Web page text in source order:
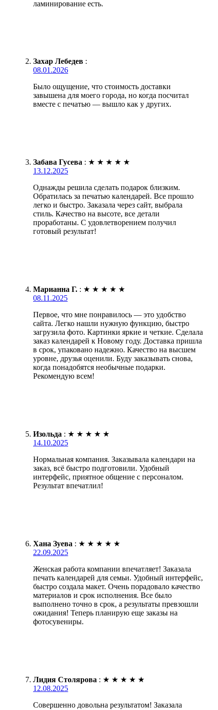
ламинирование есть.
Захар Лебедев :
08.01.2026
Было ощущение, что стоимость доставки
завышена для моего города, но когда посчитал
вместе с печатью — вышло как у других.
Забава Гусева : ★ ★ ★ ★ ★
13.12.2025
Однажды решила сделать подарок близким.
Обратилась за печатью календарей. Все прошло
легко и быстро. Заказала через сайт, выбрала
стиль. Качество на высоте, все детали
проработаны. С удовлетворением получил
готовый результат!
Марианна Г. : ★ ★ ★ ★ ★
08.11.2025
Первое, что мне понравилось — это удобство
сайта. Легко нашли нужную функцию, быстро
загрузила фото. Картинки яркие и четкие. Сделала
заказ календарей к Новому году. Доставка пришла
в срок, упаковано надежно. Качество на высшем
уровне, друзья оценили. Буду заказывать снова,
когда понадобятся необычные подарки.
Рекомендую всем!
Изольда : ★ ★ ★ ★ ★
14.10.2025
Нормальная компания. Заказывала календари на
заказ, всё быстро подготовили. Удобный
интерфейс, приятное общение с персоналом.
Результат впечатлил!
Хана Зуева : ★ ★ ★ ★ ★
22.09.2025
Женская работа компании впечатляет! Заказала
печать календарей для семьи. Удобный интерфейс,
быстро создала макет. Очень порадовало качество
материалов и срок исполнения. Все было
выполнено точно в срок, а результаты превзошли
ожидания! Теперь планирую еще заказы на
фотосувениры.
Лидия Столярова : ★ ★ ★ ★ ★
12.08.2025
Совершенно довольна результатом! Заказала